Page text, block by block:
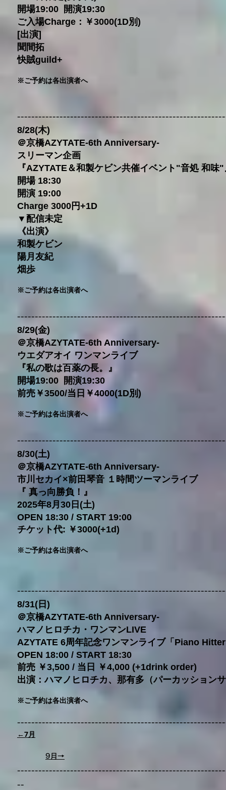
開場19:00 開演19:30
ご入場Charge：￥3000(1D別)
[出演]
聞間拓
快賊guild+
※ご予約は各出演者へ
8/28(木)
＠京橋AZYTATE-6th Anniversary-
スリーマン企画
『AZYTATE＆和製ケビン共催イベント"音処 和味"
開場 18:30
開演 19:00
Charge 3000円+1D
▼配信未定
《出演》
和製ケビン
陽月友紀
畑歩
※ご予約は各出演者へ
--
8/29(金)
＠京橋AZYTATE-6th Anniversary-
ウエダアオイ ワンマンライブ
『私の歌は百薬の長。』
開場19:00 開演19:30
前売￥3500/当日￥4000(1D別)
※ご予約は各出演者へ
--
8/30(土)
＠京橋AZYTATE-6th Anniversary-
市川セカイ×前田琴音 １時間ツーマンライブ
『 真っ向勝負！』
2025年8月30日(土)
OPEN 18:30 / START 19:00
チケット代: ￥3000(+1d)
※ご予約は各出演者へ
8/31(日)
＠京橋AZYTATE-6th Anniversary-
ハマノヒロチカ・ワンマンLIVE
AZYTATE 6周年記念ワンマンライブ「Piano
OPEN 18:00 / START 18:30
前売 ￥3,500 / 当日 ￥4,000 (+1drink order)
出演：ハマノヒロチカ、那有多（パーカッション
※ご予約は各出演者へ
←7月
9月→
--